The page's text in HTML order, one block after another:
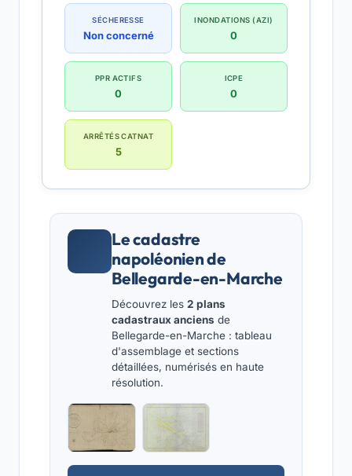
SÉCHERESSE
Non concerné
INONDATIONS (AZI)
0
PPR ACTIFS
0
ICPE
0
ARRÊTÉS CATNAT
5
Le cadastre
napoléonien de
Bellegarde-en-Marche
Découvrez les 2 plans
cadastraux anciens de
Bellegarde-en-Marche : tableau
d'assemblage et sections
détaillées, numérisés en haute
résolution.